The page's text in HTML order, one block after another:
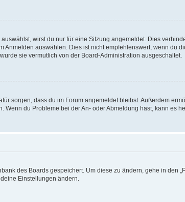
wirst du nur für eine Sitzung angemeldet. Dies
Anmelden auswählen. Dies ist nicht empfehlenswert, wenn du
sie vermutlich von der Board-Administration ausgeschaltet.
sorgen, dass du im Forum angemeldet bleibst. Außerdem
Wenn du Probleme bei der An- oder Abmeldung hast, kann es
des Boards gespeichert. Um diese zu ändern, gehe in den
Einstellungen ändern.